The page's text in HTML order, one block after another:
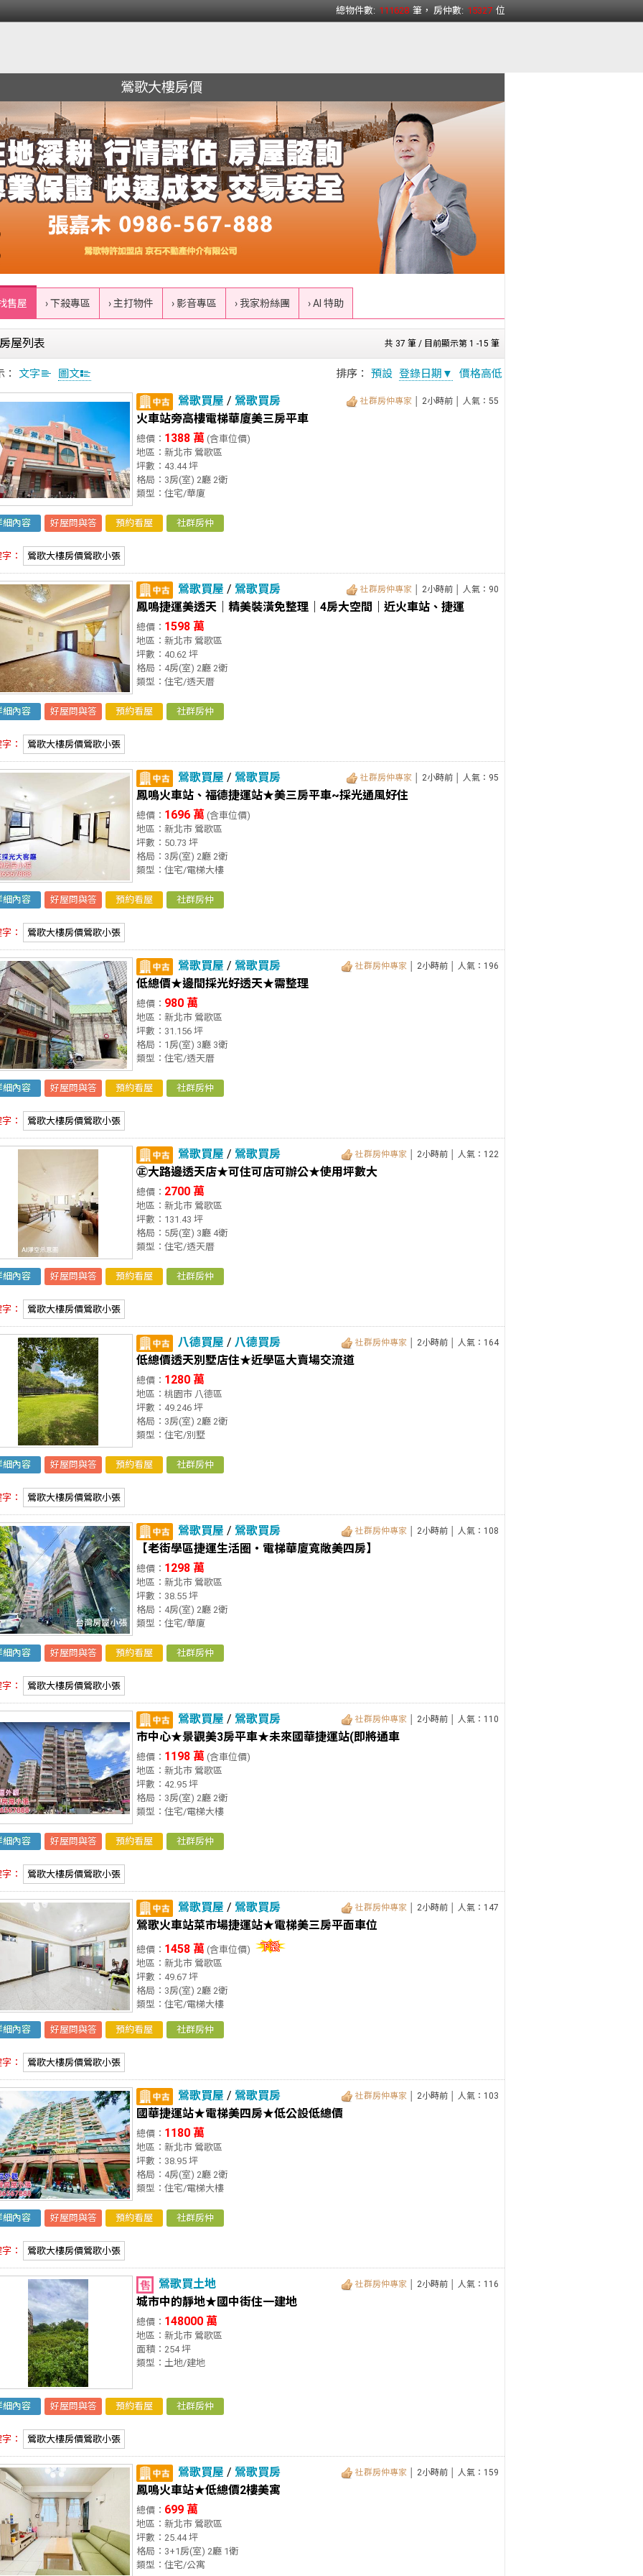
總物件數: 111628 筆， 房仲數: 15327 位
鶯歌大樓房價
售屋 › 下殺專區 › 主打物件 › 影音專區 › 我家粉絲團 › AI 特助
共 37 筆 / 目前顯示第 1 -15 筆
房屋列表
： 文字 圖文 排序： 預設 登錄日期▼ 價格高低
鶯歌買屋 / 鶯歌買房 社群房仲專家 │ 2小時前 │ 人氣：55
火車站旁高樓電梯華廈美三房平車
總價： 1388 萬 (含車位價)
地區：新北市 鶯歌區
坪數：43.44 坪
格局：3房(室) 2廳 2衛
類型：住宅/華廈
細內容 好屋問與答 預約看屋 社群房仲
： 鶯歌大樓房價鶯歌小張
鶯歌買屋 / 鶯歌買房 社群房仲專家 │ 2小時前 │ 人氣：90
鳳鳴捷運美透天｜精美裝潢免整理｜4房大空間｜近火車站、捷運
總價： 1598 萬
地區：新北市 鶯歌區
坪數：40.62 坪
格局：4房(室) 2廳 2衛
類型：住宅/透天厝
細內容 好屋問與答 預約看屋 社群房仲
： 鶯歌大樓房價鶯歌小張
鶯歌買屋 / 鶯歌買房 社群房仲專家 │ 2小時前 │ 人氣：95
鳳鳴火車站、福德捷運站★美三房平車~採光通風好住
總價： 1696 萬 (含車位價)
地區：新北市 鶯歌區
坪數：50.73 坪
格局：3房(室) 2廳 2衛
類型：住宅/電梯大樓
細內容 好屋問與答 預約看屋 社群房仲
： 鶯歌大樓房價鶯歌小張
鶯歌買屋 / 鶯歌買房 社群房仲專家 │ 2小時前 │ 人氣：196
低總價★邊間採光好透天★需整理
總價： 980 萬
地區：新北市 鶯歌區
坪數：31.156 坪
格局：1房(室) 3廳 3衛
類型：住宅/透天厝
細內容 好屋問與答 預約看屋 社群房仲
： 鶯歌大樓房價鶯歌小張
鶯歌買屋 / 鶯歌買房 社群房仲專家 │ 2小時前 │ 人氣：122
㊣大路邊透天店★可住可店可辦公★使用坪數大
總價： 2700 萬
地區：新北市 鶯歌區
坪數：131.43 坪
格局：5房(室) 3廳 4衛
類型：住宅/透天厝
細內容 好屋問與答 預約看屋 社群房仲
： 鶯歌大樓房價鶯歌小張
八德買屋 / 八德買房 社群房仲專家 │ 2小時前 │ 人氣：164
低總價透天別墅店住★近學區大賣場交流道
總價： 1280 萬
地區：桃園市 八德區
坪數：49.246 坪
格局：3房(室) 2廳 2衛
類型：住宅/別墅
細內容 好屋問與答 預約看屋 社群房仲
： 鶯歌大樓房價鶯歌小張
鶯歌買屋 / 鶯歌買房 社群房仲專家 │ 2小時前 │ 人氣：108
【老街學區捷運生活圈・電梯華廈寬敞美四房】
總價： 1298 萬
地區：新北市 鶯歌區
坪數：38.55 坪
格局：4房(室) 2廳 2衛
類型：住宅/華廈
細內容 好屋問與答 預約看屋 社群房仲
： 鶯歌大樓房價鶯歌小張
鶯歌買屋 / 鶯歌買房 社群房仲專家 │ 2小時前 │ 人氣：110
市中心★景觀美3房平車★未來國華捷運站(即將通車
總價： 1198 萬 (含車位價)
地區：新北市 鶯歌區
坪數：42.95 坪
格局：3房(室) 2廳 2衛
類型：住宅/電梯大樓
細內容 好屋問與答 預約看屋 社群房仲
： 鶯歌大樓房價鶯歌小張
鶯歌買屋 / 鶯歌買房 社群房仲專家 │ 2小時前 │ 人氣：147
鶯歌火車站菜市場捷運站★電梯美三房平面車位
總價： 1458 萬 (含車位價)
地區：新北市 鶯歌區
坪數：49.67 坪
格局：3房(室) 2廳 2衛
類型：住宅/電梯大樓
細內容 好屋問與答 預約看屋 社群房仲
： 鶯歌大樓房價鶯歌小張
鶯歌買屋 / 鶯歌買房 社群房仲專家 │ 2小時前 │ 人氣：103
國華捷運站★電梯美四房★低公設低總價
總價： 1180 萬
地區：新北市 鶯歌區
坪數：38.95 坪
格局：4房(室) 2廳 2衛
類型：住宅/電梯大樓
細內容 好屋問與答 預約看屋 社群房仲
： 鶯歌大樓房價鶯歌小張
鶯歌買土地 社群房仲專家 │ 2小時前 │ 人氣：116
城市中的靜地★國中街住一建地
總價： 148000 萬
地區：新北市 鶯歌區
面積：254 坪
類型：土地/建地
細內容 好屋問與答 預約看屋 社群房仲
： 鶯歌大樓房價鶯歌小張
鶯歌買屋 / 鶯歌買房 社群房仲專家 │ 2小時前 │ 人氣：159
鳳鳴火車站★低總價2樓美寓
總價： 699 萬
地區：新北市 鶯歌區
坪數：25.44 坪
格局：3+1房(室) 2廳 1衛
類型：住宅/公寓